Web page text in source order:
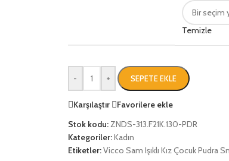
Temizle
- + SEPETE EKLE
Karşılaştır
Favorilere ekle
Stok kodu:ZNDS-313.F21K.130-PDR
Kategoriler:Kadın
Etiketler:Vicco Sam Işıklı Kız Çocuk Pudra